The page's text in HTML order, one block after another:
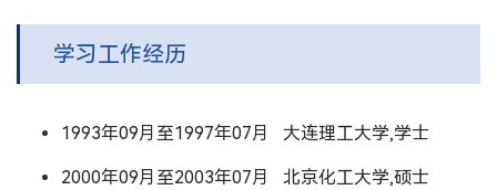
学习工作经历
1993年09月至1997年07月 大连理工大学,学士
2000年09月至2003年07月 北京化工大学,硕士